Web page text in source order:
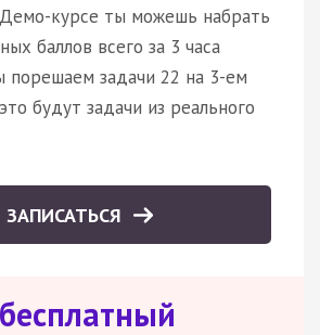
курсе ты можешь набрать
баллов всего за 3 часа
порешаем задачи 22 на 3-ем
будут задачи из реального
ЗАПИСАТЬСЯ